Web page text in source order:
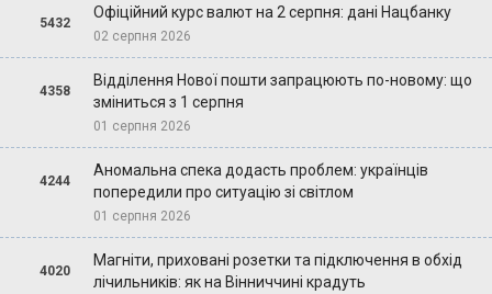
5432
Офіційний курс валют на 2 серпня: дані Нацбанку
02 серпня 2026
4358
Відділення Нової пошти запрацюють по-новому: що
зміниться з 1 серпня
01 серпня 2026
4244
Аномальна спека додасть проблем: українців
попередили про ситуацію зі світлом
01 серпня 2026
4020
Магніти, приховані розетки та підключення в обхід
лічильників: як на Вінниччині крадуть